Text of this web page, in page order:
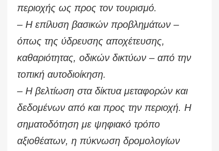
περιοχής ως προς τον τουρισμό.
– Η επίλυση βασικών προβλημάτων –
όπως της ύδρευσης αποχέτευσης,
καθαριότητας, οδικών δικτύων – από την
τοπική αυτοδιοίκηση.
– Η βελτίωση στα δίκτυα μεταφορών και
δεδομένων από και προς την περιοχή. Η
σηματοδότηση με ψηφιακό τρόπο
αξιοθέατων, η πύκνωση δρομολογίων